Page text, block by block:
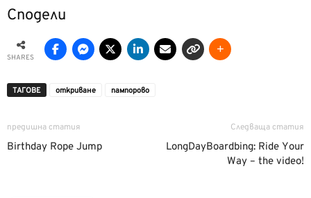
Сподели
SHARES
ТАГОВЕ откриване пампорово
предишна статия
Birthday Rope Jump
Следваща статия
LongDayBoardbing: Ride Your
Way – the video!